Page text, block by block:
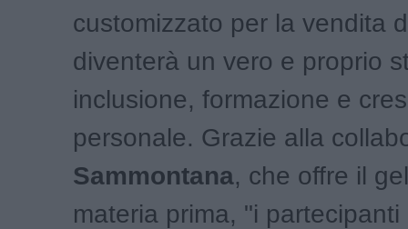
customizzato per la vendita
diventerà un vero e proprio
inclusione, formazione e
personale. Grazie alla
Sammontana, che offre il
materia prima, "i